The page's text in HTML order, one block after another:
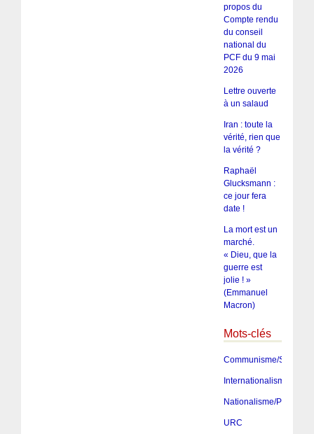
propos du
Compte rendu
du conseil
national du
PCF du 9 mai
2026
Lettre ouverte
à un salaud
Iran : toute la
vérité, rien que
la vérité ?
Raphaël
Glucksmann :
ce jour fera
date !
La mort est un
marché.
« Dieu, que la
guerre est
jolie ! »
(Emmanuel
Macron)
Mots-clés
Communisme/
Internationalisme
Nationalisme/
URC